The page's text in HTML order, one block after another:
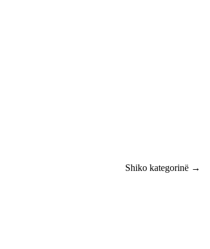
Shiko kategorinë →